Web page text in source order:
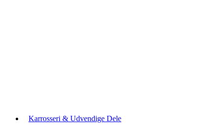
Karrosseri & Udvendige Dele